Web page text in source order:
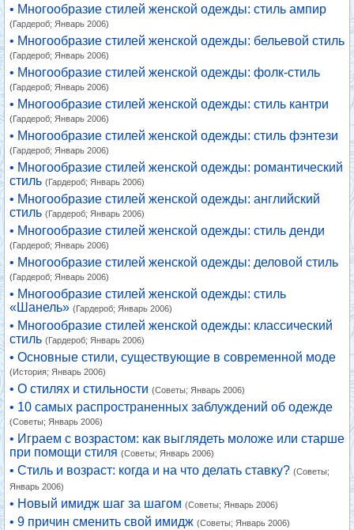
• Многообразие стилей женской одежды: стиль ампир
(Гардероб; Январь 2006)
• Многообразие стилей женской одежды: бельевой стиль
(Гардероб; Январь 2006)
• Многообразие стилей женской одежды: фолк-стиль
(Гардероб; Январь 2006)
• Многообразие стилей женской одежды: стиль кантри
(Гардероб; Январь 2006)
• Многообразие стилей женской одежды: стиль фэнтези
(Гардероб; Январь 2006)
• Многообразие стилей женской одежды: романтический
стиль (Гардероб; Январь 2006)
• Многообразие стилей женской одежды: английский
стиль (Гардероб; Январь 2006)
• Многообразие стилей женской одежды: cтиль денди
(Гардероб; Январь 2006)
• Многообразие стилей женской одежды: деловой стиль
(Гардероб; Январь 2006)
• Многообразие стилей женской одежды: стиль
«Шанель» (Гардероб; Январь 2006)
• Многообразие стилей женской одежды: классический
стиль (Гардероб; Январь 2006)
• Основные стили, существующие в современной моде
(История; Январь 2006)
• О стилях и стильности (Советы; Январь 2006)
• 10 самых распространенных заблуждений об одежде
(Советы; Январь 2006)
• Играем с возрастом: как выглядеть моложе или старше
при помощи стиля (Советы; Январь 2006)
• Стиль и возраст: когда и на что делать ставку? (Советы;
Январь 2006)
• Новый имидж шаг за шагом (Советы; Январь 2006)
• 9 причин сменить свой имидж (Советы; Январь 2006)